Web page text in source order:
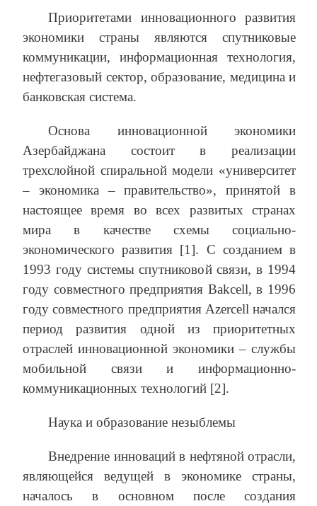
Приоритетами инновационного развития
экономики страны являются спутниковые
коммуникации, информационная технология,
нефтегазовый сектор, образование, медицина и
банковская система.
Основа инновационной экономики
Азербайджана состоит в реализации
трехслойной спиральной модели «университет
– экономика – правительство», принятой в
настоящее время во всех развитых странах
мира в качестве схемы социально-
экономического развития [1]. С созданием в
1993 году системы спутниковой связи, в 1994
году совместного предприятия Bakcell, в 1996
году совместного предприятия Azercell начался
период развития одной из приоритетных
отраслей инновационной экономики – службы
мобильной связи и информационно-
коммуникационных технологий [2].
Наука и образование незыблемы
Внедрение инноваций в нефтяной отрасли,
являющейся ведущей в экономике страны,
началось в основном после создания